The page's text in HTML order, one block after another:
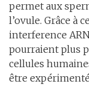
permet aux
l’ovule. Grâce à
interference
pourraient plus
cellules
être